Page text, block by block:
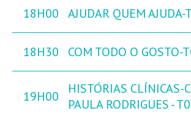
18H00 AJUDAR QUEM AJUDA-
18H30 COM TODO O GOSTO-
19H00
HISTÓRIAS CLÍNICAS-
PAULA RODRIGUES -